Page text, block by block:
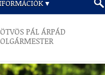
PÁL ÁRPÁD